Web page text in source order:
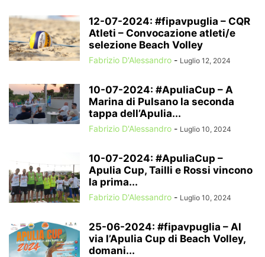
12-07-2024: #fipavpuglia – CQR
Atleti – Convocazione atleti/e
selezione Beach Volley
Fabrizio D'Alessandro - Luglio 12, 2024
10-07-2024: #ApuliaCup – A
Marina di Pulsano la seconda
tappa dell’Apulia...
Fabrizio D'Alessandro - Luglio 10, 2024
10-07-2024: #ApuliaCup –
Apulia Cup, Tailli e Rossi vincono
la prima...
Fabrizio D'Alessandro - Luglio 10, 2024
25-06-2024: #fipavpuglia – Al
via l’Apulia Cup di Beach Volley,
domani...